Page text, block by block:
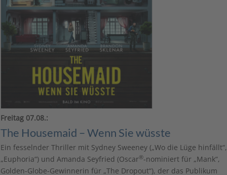
Freitag 07.08.:
The Housemaid – Wenn Sie wüsste
Ein fesselnder Thriller mit Sydney Sweeney („Wo die Lüge hinfällt“,
„Euphoria“) und Amanda Seyfried (Oscar®-nominiert für „Mank“,
Golden-Globe-Gewinnerin für „The Dropout“), der das Publikum